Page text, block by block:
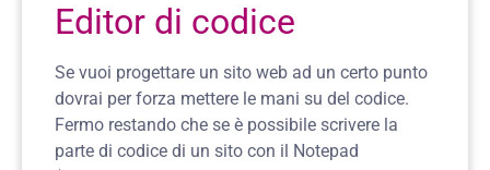
Editor di codice
Se vuoi progettare un sito web ad un certo punto
dovrai per forza mettere le mani su del codice.
Fermo restando che se è possibile scrivere la
parte di codice di un sito con il Notepad